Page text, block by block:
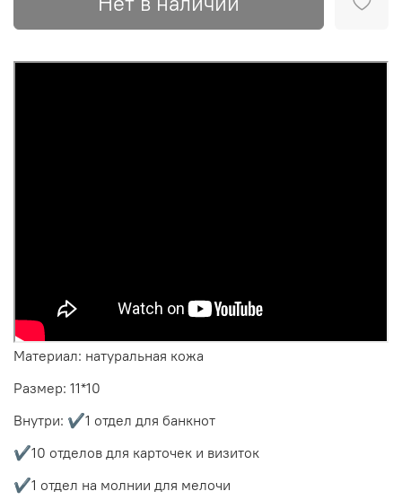
Материал: натуральная кожа
Размер: 11*10
Внутри: ✔️1 отдел для банкнот
✔️10 отделов для карточек и визиток
✔️1 отдел на молнии для мелочи